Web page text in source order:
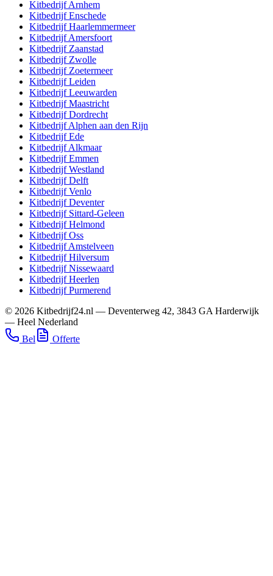
KitbedrijfArnhem
KitbedrijfEnschede
KitbedrijfHaarlemmermeer
KitbedrijfAmersfoort
Kitbedrijf Zaanstad
Kitbedrijf Zwolle
Kitbedrijf Zoetermeer
KitbedrijfLeiden
KitbedrijfLeeuwarden
KitbedrijfMaastricht
KitbedrijfDordrecht
KitbedrijfAlphen aan den Rijn
KitbedrijfEde
KitbedrijfAlkmaar
KitbedrijfEmmen
KitbedrijfWestland
KitbedrijfDelft
KitbedrijfVenlo
KitbedrijfDeventer
Kitbedrijf Sittard-Geleen
KitbedrijfHelmond
KitbedrijfOss
KitbedrijfAmstelveen
KitbedrijfHilversum
KitbedrijfNissewaard
KitbedrijfHeerlen
KitbedrijfPurmerend
© 2026 Kitbedrijf24.nl — Deventerweg 42, 3843 GA Harderwijk
— Heel Nederland
Bel
Offerte